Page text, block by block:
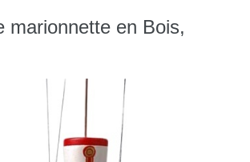
marionnette en Bois,